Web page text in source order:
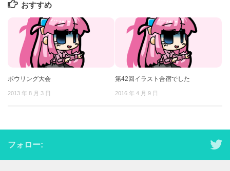
おすすめ
ボウリング大会
2013 年 8 月 3 日
第42回イラスト合宿でした
2016 年 4 月 9 日
フォロー: